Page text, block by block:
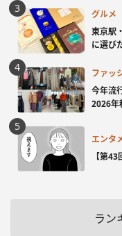
グルメ
東京駅
に選び
ファッ
今年流
2026年
エンタ
【第
ラン